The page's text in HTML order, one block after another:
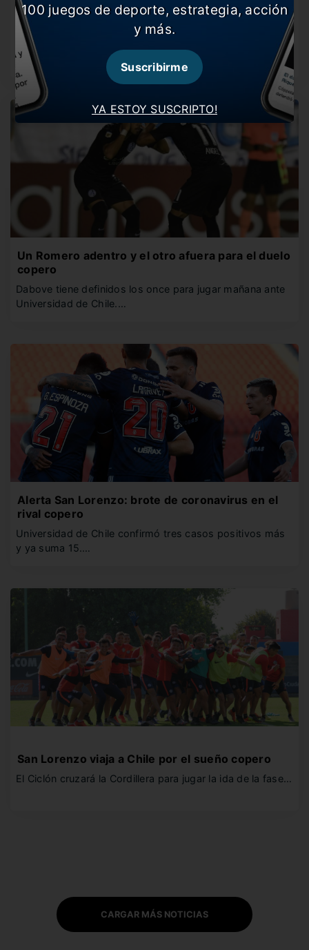
San Lorenzo, a todo o nada en una nueva noche
copera
El Ciclón buscará el pasaje a la fase 3 de la
Libertadores…
Un Romero adentro y el otro afuera para el duelo
copero
Dabove tiene definidos los once para jugar mañana ante
Universidad de Chile.…
Alerta San Lorenzo: brote de coronavirus en el
rival copero
Universidad de Chile confirmó tres casos positivos más
y ya suma 15.…
San Lorenzo viaja a Chile por el sueño copero
El Ciclón cruzará la Cordillera para jugar la ida de la fase…
CARGAR MÁS NOTICIAS
YA ESTOY SUSCRIPTO!
100 juegos de deporte, estrategia, acción
y más.
Suscribirme